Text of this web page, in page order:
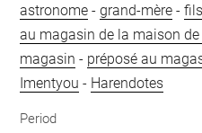
astronome -grand-mère -fils
au magasin de la maison
magasin - préposé au
Imentyou - Harendotes
Period